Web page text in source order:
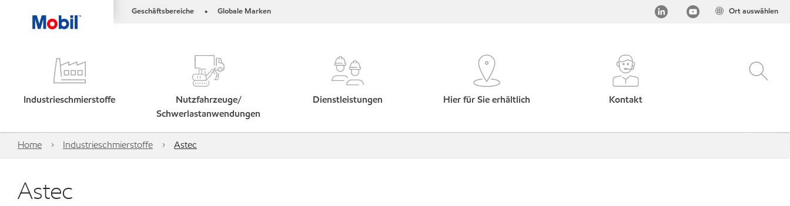
Geschäftsbereiche • Globale Marken Ort auswählen
Industrieschmierstoffe
Nutzfahrzeuge/
Schwerlastanwendungen
Dienstleistungen Hier für Sie erhältlich Kontakt
Home Industrieschmierstoffe Astec
Astec